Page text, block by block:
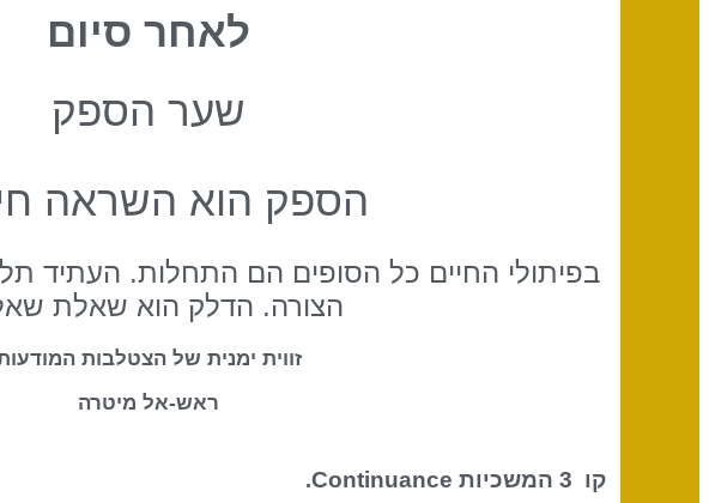
לאחר סיום
שער הספק
הספק הוא השראה
בפיתולי החיים כל הסופים הם התחלות. העתיד
הצורה. הדלק הוא שאלת
זווית ימנית של הצטלבות
ראש-אל מיטרה
קו 3 המשכיות Continuance .